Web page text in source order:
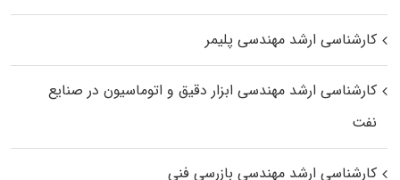
کارشناسی ارشد مهندسی پلیمر
کارشناسی ارشد مهندسی ابزار دقیق و اتوماسیون در صنایع
نفت
کارشناسی ارشد مهندسی بازرسی فنی